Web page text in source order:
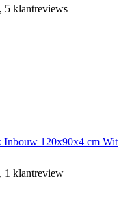
5 klantreviews
Inbouw 120x90x4 cm Wit
1 klantreview